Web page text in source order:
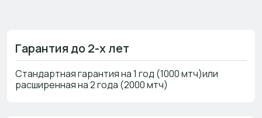
Гарантия до 2-х лет
Стандартная гарантия на 1 год (1000 мтч)или
расширенная на 2 года (2000 мтч)